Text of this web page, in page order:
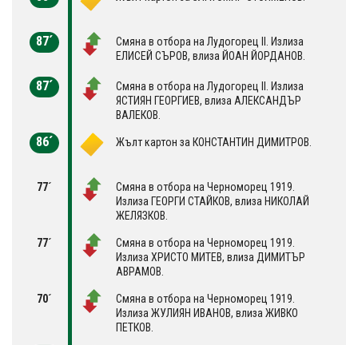
87´
Смяна в отбора на Лудогорец II. Излиза
ЕЛИСЕЙ СЪРОВ, влиза ЙОАН ЙОРДАНОВ.
87´
Смяна в отбора на Лудогорец II. Излиза
ЯСТИЯН ГЕОРГИЕВ, влиза АЛЕКСАНДЪР
ВАЛЕКОВ.
86´ Жълт картон за КОНСТАНТИН ДИМИТРОВ.
77´
Смяна в отбора на Черноморец 1919.
Излиза ГЕОРГИ СТАЙКОВ, влиза НИКОЛАЙ
ЖЕЛЯЗКОВ.
77´
Смяна в отбора на Черноморец 1919.
Излиза ХРИСТО МИТЕВ, влиза ДИМИТЪР
АВРАМОВ.
70´
Смяна в отбора на Черноморец 1919.
Излиза ЖУЛИЯН ИВАНОВ, влиза ЖИВКО
ПЕТКОВ.